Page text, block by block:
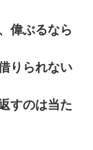
偉ぶるなら
りられない
すのは当た